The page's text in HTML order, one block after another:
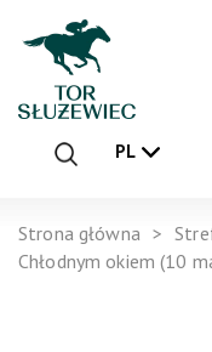
PL
Strona główna
Chłodnym okiem (10